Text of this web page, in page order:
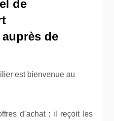
de
de
est bienvenue au
d’achat : il reçoit les